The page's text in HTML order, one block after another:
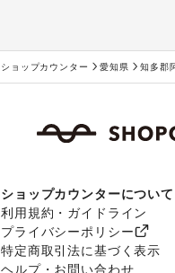
ショップカウンター 愛知県 知多郡
ショップカウンターについて
利用規約・ガイドライン
プライバシーポリシー
特定商取引法に基づく表示
ヘルプ・お問い合わせ